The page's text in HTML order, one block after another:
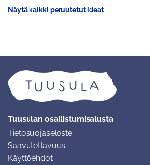
Näytä kaikki peruutetut ideat
Tuusulan osallistumisalusta
Tietosuojaseloste
Saavutettavuus
Käyttöehdot